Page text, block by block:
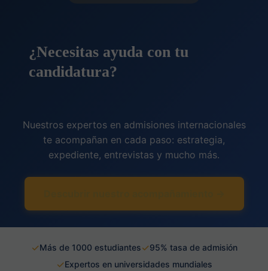
¿Necesitas ayuda con tu
candidatura?
Nuestros expertos en admisiones internacionales
te acompañan en cada paso: estrategia,
expediente, entrevistas y mucho más.
✓Más de 1000 estudiantes✓95% tasa de admisión
✓Expertos en universidades mundiales